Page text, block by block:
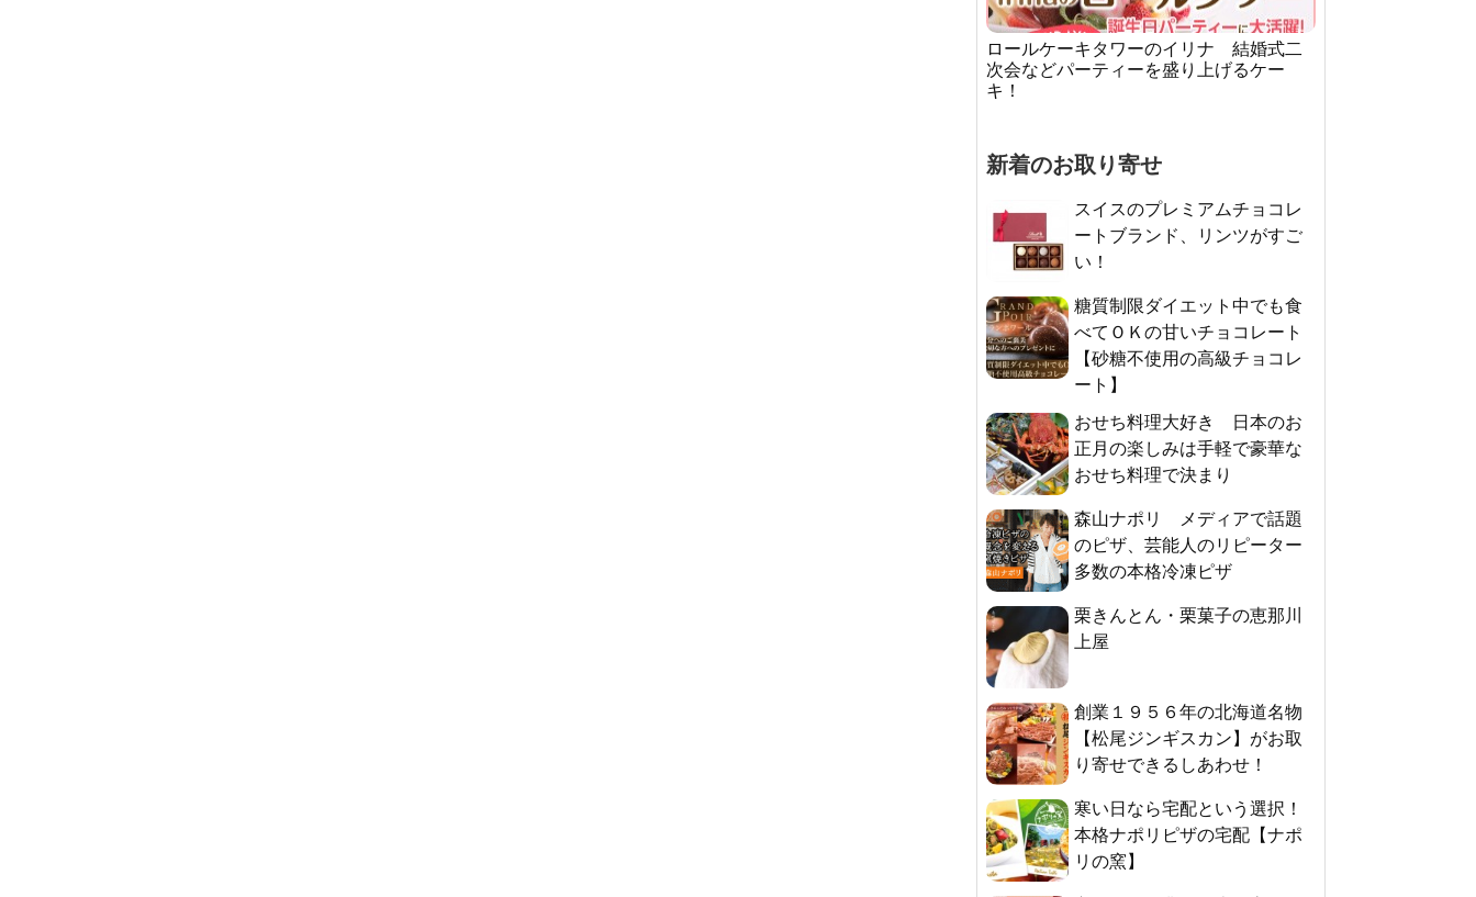
ロールケーキタワーのイリナ 結婚式二
次会などパーティーを盛り上げるケー
キ！
新着のお取り寄せ
スイスのプレミアムチョコレ
ートブランド、リンツがすご
い！
糖質制限ダイエット中でも食
べてＯＫの甘いチョコレート
【砂糖不使用の高級チョコレ
ート】
おせち料理大好き 日本のお
正月の楽しみは手軽で豪華な
おせち料理で決まり
森山ナポリ メディアで話題
のピザ、芸能人のリピーター
多数の本格冷凍ピザ
栗きんとん・栗菓子の恵那川
上屋
創業１９５６年の北海道名物
【松尾ジンギスカン】がお取
り寄せできるしあわせ！
寒い日なら宅配という選択！
本格ナポリピザの宅配【ナポ
リの窯】